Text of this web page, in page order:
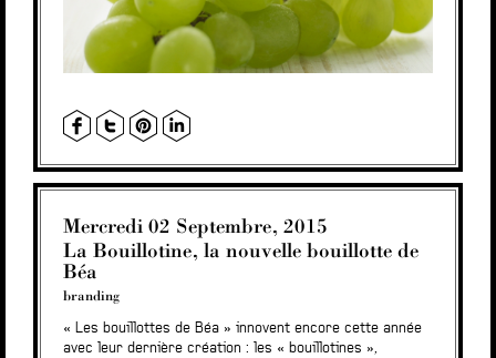
Mercredi 02 Septembre, 2015
La Bouillotine, la nouvelle bouillotte de
Béa
branding
« Les bouillottes de Béa » innovent encore cette année
avec leur dernière création : les « bouillotines »,